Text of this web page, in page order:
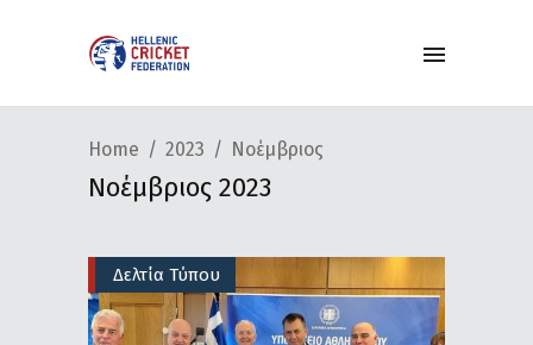
Home 2023 Νοέμβριος
Νοέμβριος 2023
Δελτία Τύπου